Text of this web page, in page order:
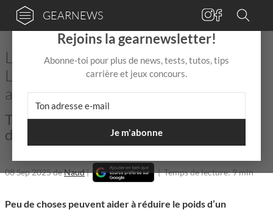
GEARNEWS
Les 7 meilleurs amplis format pédale :
La solution parfaite pour un setup sans
ampli
Tout ce que tu dois savoir pour te passer
d'ampli !
08 Sep 2025deNaud| |Temps de lecture: 9 min
Peu de choses peuvent aider à réduire le poids d’un
×
Rejoins la gearnewsletter!
Abonne-toi pour plus de news, tests, tutos, tips
carrière et jeux concours.
Je m'abonne